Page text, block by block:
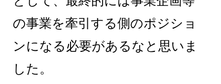
の事業を牽引する側のポジショ
ンになる必要があるなと思いま
した。